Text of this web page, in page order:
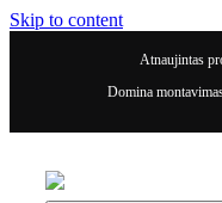
Skip to content
Atnaujintas
Domina